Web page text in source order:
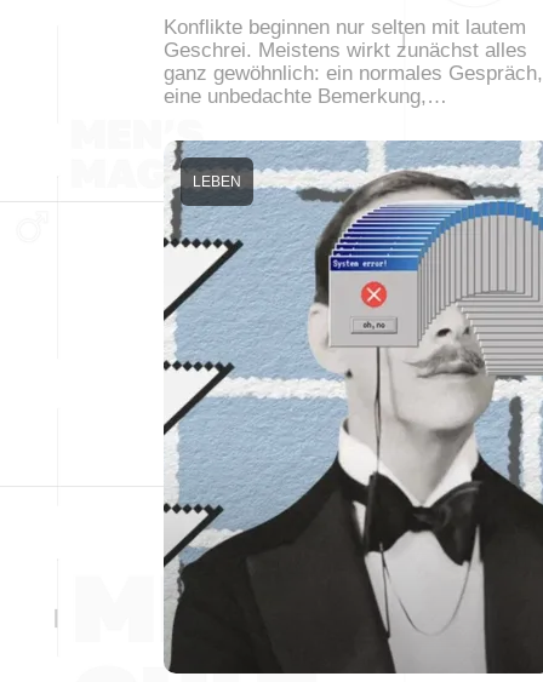
Konflikte beginnen nur selten mit lautem
Geschrei. Meistens wirkt zunächst alles
ganz gewöhnlich: ein normales Gespräch,
eine unbedachte Bemerkung,…
LEBEN